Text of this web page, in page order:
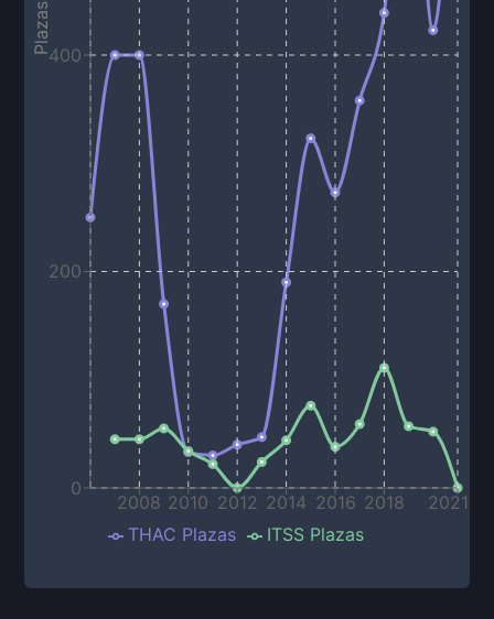
2008 2010 2012 2014 2016 2018 2021
0
200
400
Plazas
THAC Plazas ITSS Plazas